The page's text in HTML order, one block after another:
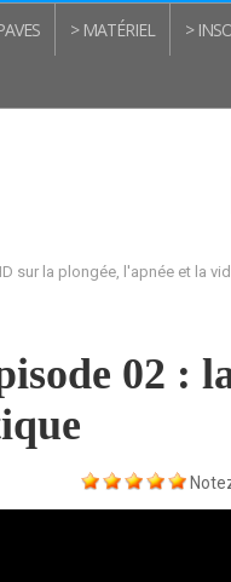
> MATÉRIEL >
sur la plongée, l'apnée et la
02 :